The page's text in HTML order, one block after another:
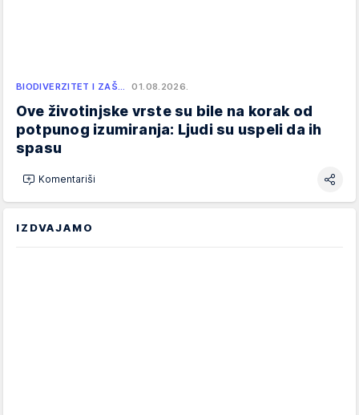
BIODIVERZITET I ZAŠ… 01.08.2026.
Ove životinjske vrste su bile na korak od
potpunog izumiranja: Ljudi su uspeli da ih
spasu
Komentariši
IZDVAJAMO